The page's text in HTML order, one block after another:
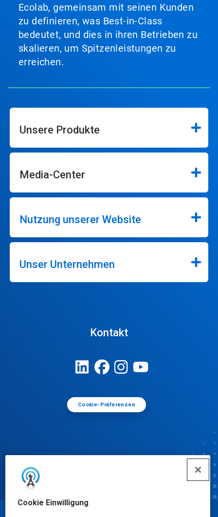
Cookie Einwilligung
Ecolab, gemeinsam mit seinen Kunden
zu definieren, was Best-in-Class
bedeutet, und dies in ihren Betrieben zu
skalieren, um Spitzenleistungen zu
erreichen.
Unsere Produkte
Media-Center
Nutzung unserer Website
Unser Unternehmen
Kontakt
Cookie-Präferenzen